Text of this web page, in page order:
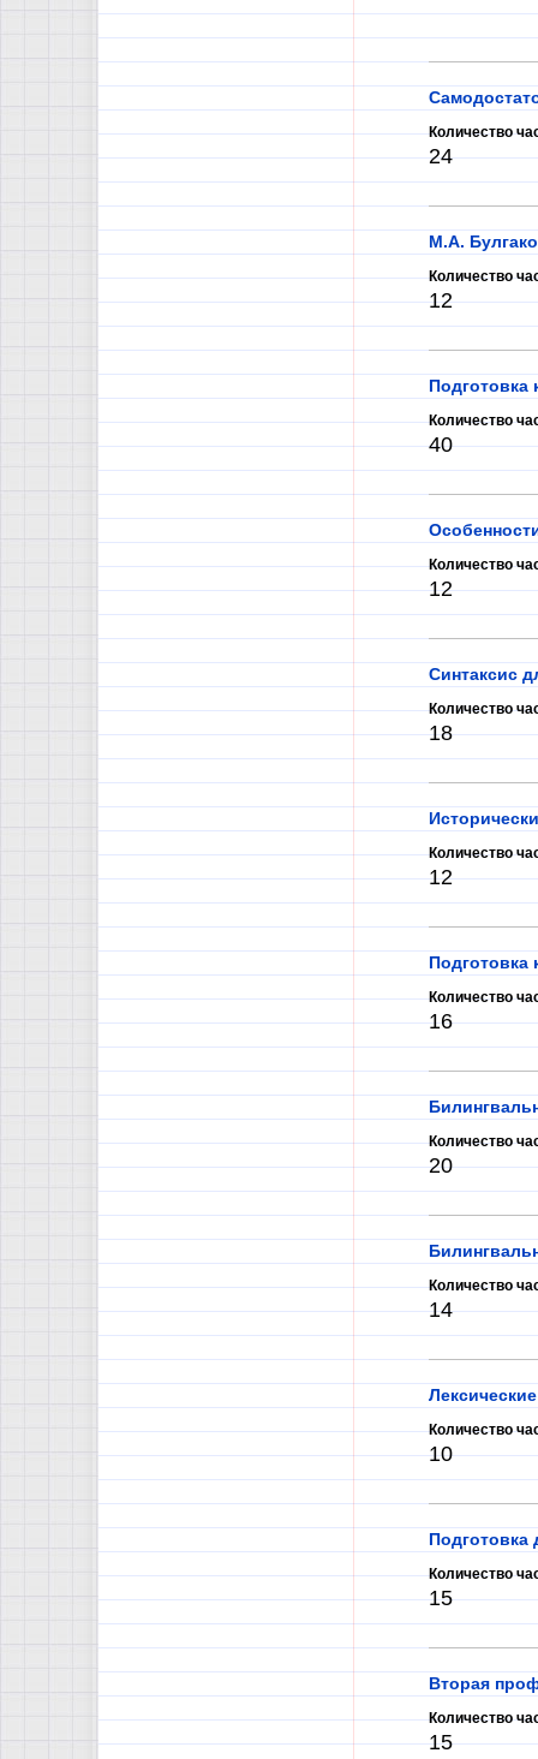
Количество
24
М.А.
Количество
12
Подготовка
Количество
40
Количество
12
Синтаксис
Количество
18
Количество
12
Подготовка
Количество
16
Количество
20
Количество
14
Количество
10
Подготовка
Количество
15
Вторая
Количество
15